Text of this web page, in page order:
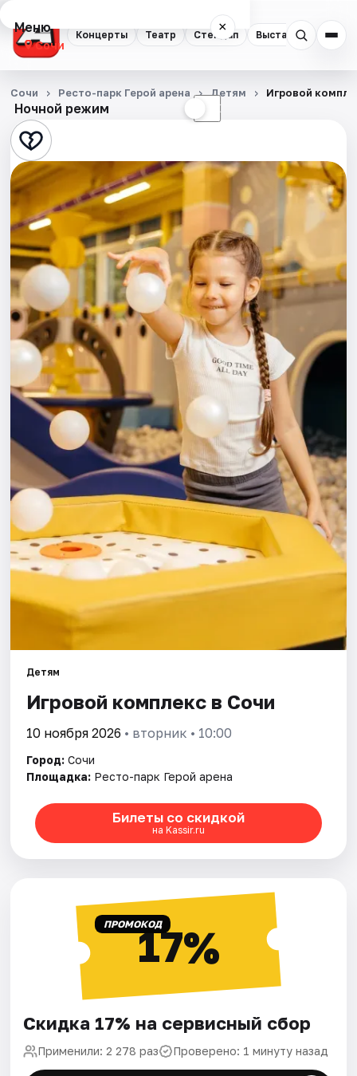
Концерты Театр Стендап Выставки
Меню ×
Сочи
Концерты
Театр
Стендап
Выставки
Квесты
Экскурсии
Спорт
События
Города
Площадки
Артисты
Рейтинги
Ночной режим ☾
Сочи Ресто-парк Герой арена Детям Игровой
Детям
Игровой комплекс в Сочи
10 ноября 2026 • вторник • 10:00
Город: Сочи
Площадка: Ресто-парк Герой арена
Билеты со скидкой
на Kassir.ru
ПРОМОКОД17%
Скидка 17% на сервисный сбор
Применили: 2 278 раз Проверено: 1 минуту назад